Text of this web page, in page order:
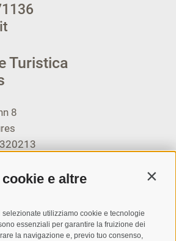
e altre
selezionate utilizziamo cookie e tecnologie
essenziali per garantire la fruizione dei
la navigazione e, previo tuo consenso,
Turistica
8